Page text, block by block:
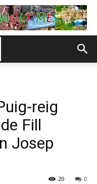
reig
Fill
Josep
0
20